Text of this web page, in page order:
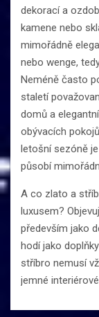
dekorací a
kamene nebo
mimořádně
nebo wenge,
Neméně často
staletí
domů a
obývacích
letošní sezóně
působí
A co zlato a
luxusem?
především jako
hodí jako
stříbro nemusí
jemné